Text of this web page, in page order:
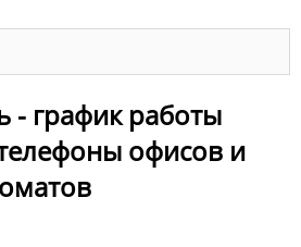
- график работы
офисов и